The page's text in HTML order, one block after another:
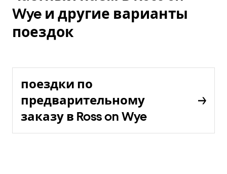
Wye и другие варианты
поездок
поездки по
предварительному
заказу в Ross on Wye